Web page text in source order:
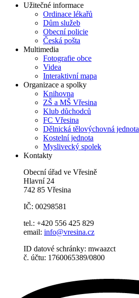
Užitečné informace
Ordinace lékařů
Dům služeb
Obecní policie
Česká pošta
Multimedia
Fotografie obce
Videa
Interaktivní mapa
Organizace a spolky
Knihovna
ZŠ a MŠ Vřesina
Klub důchodců
FC Vřesina
Dělnická tělovýchovná jednota
Kostelní jednota
Myslivecký spolek
Kontakty
Obecní úřad ve Vřesině
Hlavní 24
742 85 Vřesina
IČ: 00298581
tel.: +420 556 425 829
email: info@vresina.cz
ID datové schránky: mwaazct
č. účtu: 1760065389/0800